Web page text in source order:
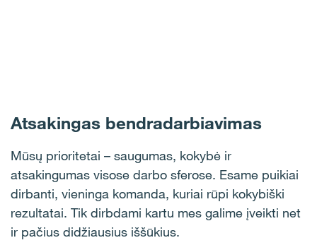
Atsakingas bendradarbiavimas
Mūsų prioritetai – saugumas, kokybė ir
atsakingumas visose darbo sferose. Esame puikiai
dirbanti, vieninga komanda, kuriai rūpi kokybiški
rezultatai. Tik dirbdami kartu mes galime įveikti net
ir pačius didžiausius iššūkius.